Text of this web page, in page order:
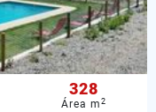
328
Área m2